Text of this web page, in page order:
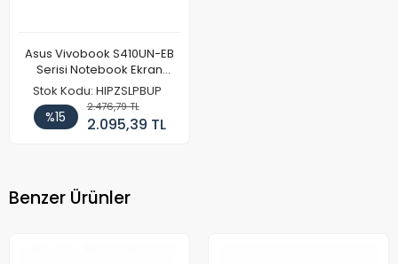
Asus Vivobook S410UN-EB
Serisi Notebook Ekran
Paneli (FHD)
Stok Kodu: HIPZSLPBUP
%15
2.476,79 TL
2.095,39 TL
Benzer Ürünler